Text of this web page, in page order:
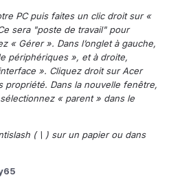
PC puis faites un clic droit sur «
sera "poste de travail" pour
« Gérer ». Dans l’onglet à gauche,
périphériques », et à droite,
». Cliquez droit sur Acer
propriété. Dans la nouvelle fenêtre,
« parent » dans le
( \ ) sur un papier ou dans